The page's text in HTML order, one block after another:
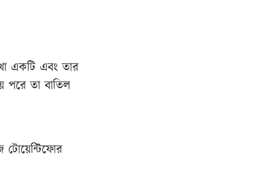
একটি এবং তার
পরে তা বাতিল
টোয়েন্টিফোর